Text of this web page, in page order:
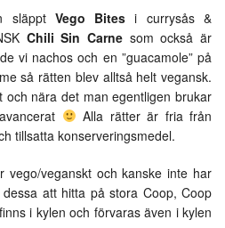
släppt Vego Bites i currysås &
Chili Sin Carne som också är
vi nachos och en ”guacamole” på
så rätten blev alltså helt vegansk.
nära det man egentligen brukar
Alla rätter är fria från
tillsatta konserveringsmedel.
veganskt och kanske inte har
att hitta på stora Coop, Coop
i kylen och förvaras även i kylen